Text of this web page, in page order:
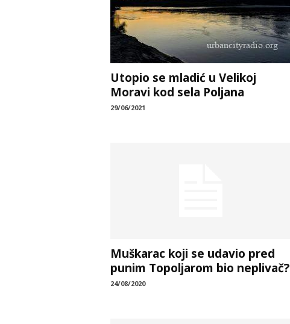
Utopio se mladić u Velikoj
Moravi kod sela Poljana
29/06/2021
Muškarac koji se udavio pred
punim Topoljarom bio neplivač?
24/08/2020